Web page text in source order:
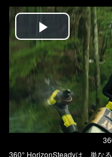
Play
Video
360° HorizonSteadyは、単な